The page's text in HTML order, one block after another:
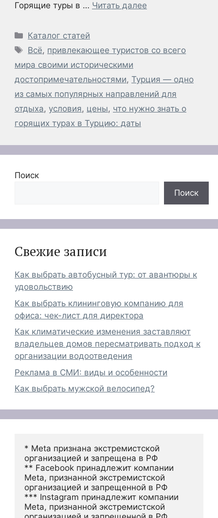
Горящие туры в … Читать далее
Рубрики
Каталог статей
Метки
Всё, привлекающее туристов со всего
мира своими историческими
достопримечательностями, Турция — одно
из самых популярных направлений для
отдыха, условия, цены, что нужно знать о
горящих турах в Турцию: даты
Поиск
Поиск
Свежие записи
Как выбрать автобусный тур: от авантюры к
удовольствию
Как выбрать клининговую компанию для
офиса: чек-лист для директора
Как климатические изменения заставляют
владельцев домов пересматривать подход к
организации водоотведения
Реклама в СМИ: виды и особенности
Как выбрать мужской велосипед?
* Meta признана экстремистской
организацией и запрещена в РФ
** Facebook принадлежит компании
Meta, признанной экстремистской
организацией и запрещенной в РФ
*** Instagram принадлежит компании
Meta, признанной экстремистской